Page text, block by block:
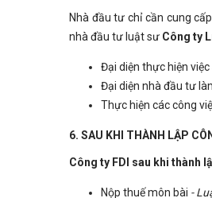
Nhà đầu tư chỉ cần cung
nhà đầu tư luật sư Công ty
Đại diện thực hiện
Đại diện nhà đầu tư
Thực hiện các công
6. SAU KHI THÀNH LẬP
Công ty FDI sau khi thành
Nộp thuế môn bài -